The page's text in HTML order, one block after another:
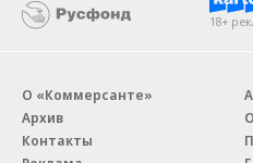
18+
О «Коммерсанте»
Архив
Контакты